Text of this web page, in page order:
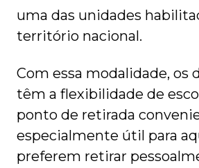
uma das unidades
território nacional.
Com essa modalidade, os
têm a flexibilidade de
ponto de retirada
especialmente útil para
preferem retirar